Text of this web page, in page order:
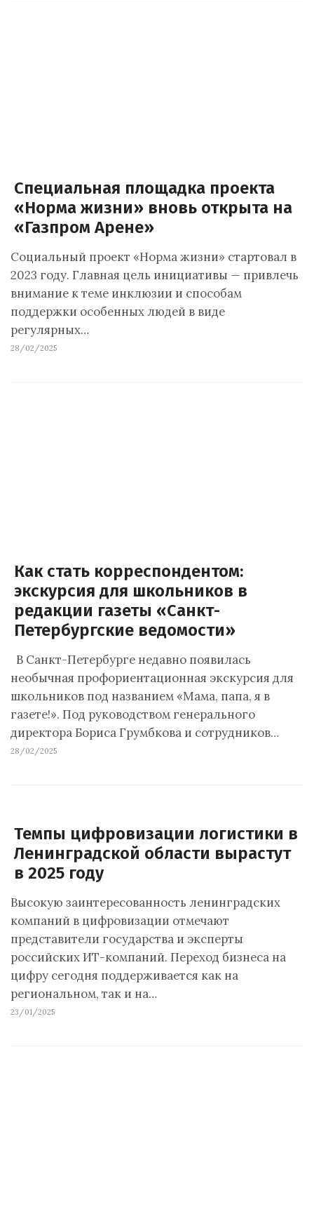
Специальная площадка проекта
«Норма жизни» вновь открыта на
«Газпром Арене»
Социальный проект «Норма жизни» стартовал в
2023 году. Главная цель инициативы — привлечь
внимание к теме инклюзии и способам
поддержки особенных людей в виде
регулярных…
28/02/2025
Как стать корреспондентом:
экскурсия для школьников в
редакции газеты «Санкт-
Петербургские ведомости»
В Санкт-Петербурге недавно появилась
необычная профориентационная экскурсия для
школьников под названием «Мама, папа, я в
газете!». Под руководством генерального
директора Бориса Грумбкова и сотрудников…
28/02/2025
Темпы цифровизации логистики в
Ленинградской области вырастут
в 2025 году
Высокую заинтересованность ленинградских
компаний в цифровизации отмечают
представители государства и эксперты
российских ИТ-компаний. Переход бизнеса на
цифру сегодня поддерживается как на
региональном, так и на…
23/01/2025